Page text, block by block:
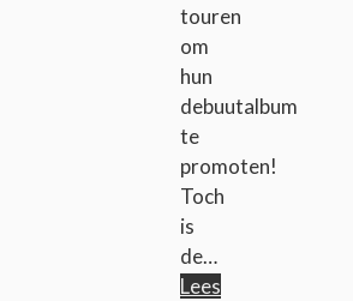
touren
om
hun
debuutalbum
te
promoten!
Toch
is
de…
Lees